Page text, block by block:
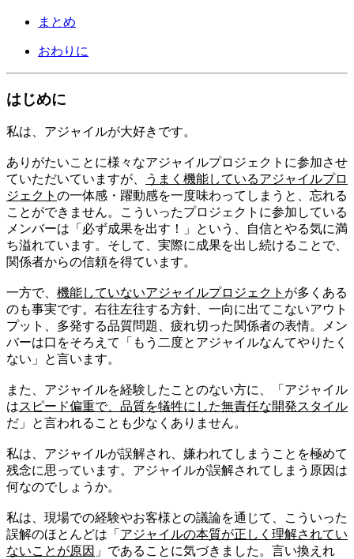
まとめ
おわりに
はじめに
私は、アジャイルが大好きです。
ありがたいことに様々なアジャイルプロジェクトに参加させ
ていただいていますが、
うまく機能しているアジャイルプロ
ジェクト の一体感・躍動感を一度味わってしまうと、忘れる
ことができません。こういったプロジェクトに参加している
メンバーは「必ず成果を出す！」という、自信とやる気に満
ち溢れています。そして、実際に成果を出し続けることで、
関係者からの信頼を得ています。
一方で、 機能していないアジャイルプロジェクト が多くある
のも事実です。右往左往する方針、一向に出てこないアウト
プット、多発する品質問題、疲れ切った関係者の表情。メン
バーは口をそろえて「もう二度とアジャイルなんてやりたく
ない」と言います。
また、アジャイルを経験したことのない方に、「アジャイル
はスピード偏重で、品質を犠牲にした無責任な開発スタイル
だ」と言われることも少なくありません。
私は、アジャイルが誤解され、嫌われてしまうことを極めて
残念に思っています。アジャイルが誤解されてしまう原因は
何なのでしょうか。
私は、現場での経験やお客様との議論を通じて、こういった
誤解のほとんどは「 アジャイルの本質が正しく理解されてい
ないことが原因 」であることに気づきました。言い換えれ